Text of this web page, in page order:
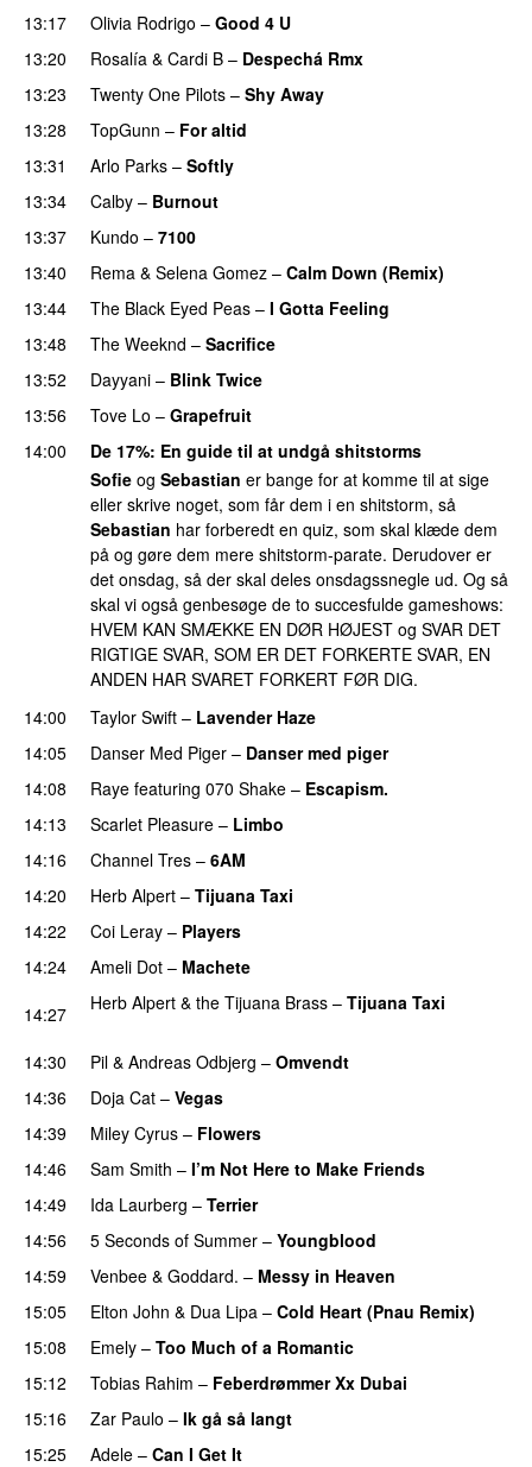
13:17 Olivia Rodrigo – Good 4 U
13:20
Rosalía & Cardi B – Despechá Rmx
13:23
Twenty One Pilots – Shy Away
13:28
TopGunn – For altid
13:31
Arlo Parks – Softly
13:34
Calby – Burnout
13:37
Kundo – 7100
13:40
Rema & Selena Gomez – Calm Down (Remix)
13:44
The Black Eyed Peas – I Gotta Feeling
13:48
The Weeknd – Sacrifice
13:52
Dayyani – Blink Twice
13:56 Tove Lo – Grapefruit
14:00
De 17%: En guide til at undgå shitstorms
Sofie og Sebastian er bange for at komme til at sige
eller skrive noget, som får dem i en shitstorm, så
Sebastian har forberedt en quiz, som skal klæde dem
på og gøre dem mere shitstorm-parate. Derudover er
det onsdag, så der skal deles onsdagssnegle ud. Og så
skal vi også genbesøge de to succesfulde gameshows:
HVEM KAN SMÆKKE EN DØR HØJEST og SVAR DET
RIGTIGE SVAR, SOM ER DET FORKERTE SVAR, EN
ANDEN HAR SVARET FORKERT FØR DIG.
14:00
Taylor Swift – Lavender Haze
14:05
Danser Med Piger – Danser med piger
14:08
Raye featuring 070 Shake – Escapism.
14:13
Scarlet Pleasure – Limbo
14:16
Channel Tres – 6AM
14:20 Herb Alpert – Tijuana Taxi
14:22
Coi Leray – Players
14:24 Ameli Dot – Machete
14:27
Herb Alpert & the Tijuana Brass – Tijuana Taxi
14:30 Pil & Andreas Odbjerg – Omvendt
14:36
Doja Cat – Vegas
14:39
Miley Cyrus – Flowers
14:46
Sam Smith – I’m Not Here to Make Friends
14:49
Ida Laurberg – Terrier
14:56 5 Seconds of Summer – Youngblood
14:59
Venbee & Goddard. – Messy in Heaven
15:05 Elton John & Dua Lipa – Cold Heart (Pnau Remix)
15:08
Emely – Too Much of a Romantic
15:12
Tobias Rahim – Feberdrømmer Xx Dubai
15:16
Zar Paulo – Ik gå så langt
15:25
Adele – Can I Get It